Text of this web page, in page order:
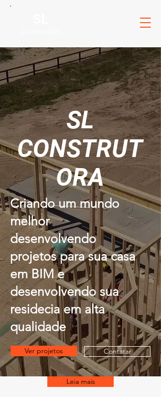
SL
CONSTRUT
ORA
Criando um mundo
melhor
desenvolvendo
projetos para sua casa
em BIM e
desenvolvendo sua
residecia em alta
qualidade
Ver projetos Contatar
Leia mais